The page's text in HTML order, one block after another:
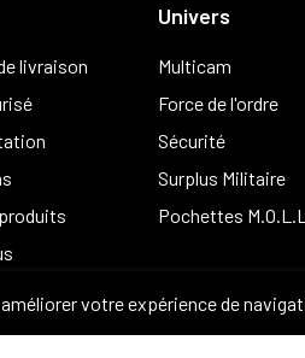
livraison
Univers
Multicam
Force de l'ordre
Sécurité
Surplus Militaire
Pochettes
votre expérience de